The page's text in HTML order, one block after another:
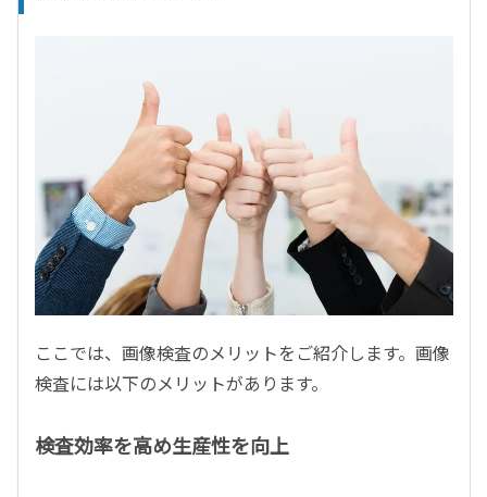
ここでは、画像検査のメリットをご紹介します。画像
検査には以下のメリットがあります。
検査効率を高め生産性を向上